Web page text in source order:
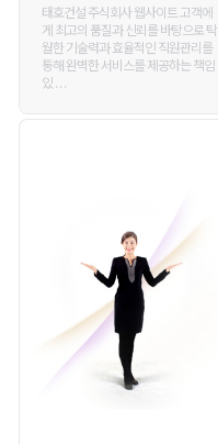
태호건설 주식회사 웹사이트 고객에
게 최고의 품질과 신뢰를 바탕으로 탁
월한 기술력과 효율적인 직원관리를
통해 완벽한 서비스를 제공하는 책임
있 . . .